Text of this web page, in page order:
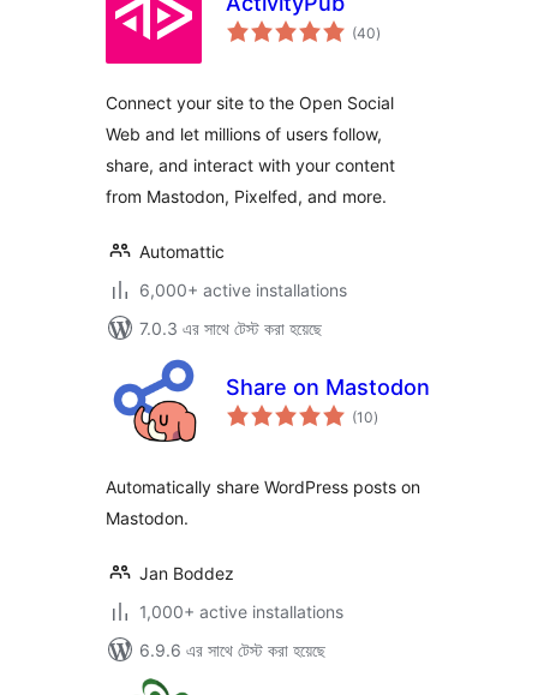
(40total
ratings
)
Connect your site to the Open Social
Web and let millions of users follow,
share, and interact with your content
from Mastodon, Pixelfed, and more.
Automattic
6,000+ active installations
7.0.3 এর সাথে টেস্ট করা হয়েছে
Share on Mastodon
(10total
ratings
)
Automatically share WordPress posts on
Mastodon.
Jan Boddez
1,000+ active installations
6.9.6 এর সাথে টেস্ট করা হয়েছে